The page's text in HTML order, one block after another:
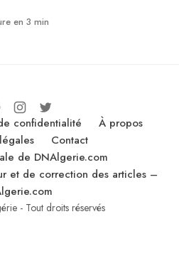
en 3 min
confidentialité
À propos
Contact
de DNAlgerie.com
et de correction des articles –
- Tout droits réservés